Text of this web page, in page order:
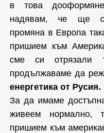
в това
надявам, че ще
промяна в Европа
пришием към
сме си отрязали
продължаваме да
енергетика от Русия.
За да имаме
живеем нормално,
пришием към